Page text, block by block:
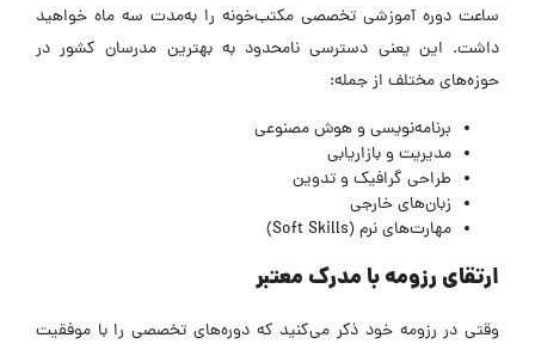
ساعت دوره آموزشی تخصصی مکتب‌خونه را به‌مدت سه ماه خواهید
داشت. این یعنی دسترسی نامحدود به بهترین مدرسان کشور در
حوزه‌های مختلف از جمله:
برنامه‌نویسی و هوش مصنوعی
مدیریت و بازاریابی
طراحی گرافیک و تدوین
زبان‌های خارجی
مهارت‌های نرم (Soft Skills)
ارتقای رزومه با مدرک معتبر
وقتی در رزومه خود ذکر می‌کنید که دوره‌های تخصصی را با موفقیت